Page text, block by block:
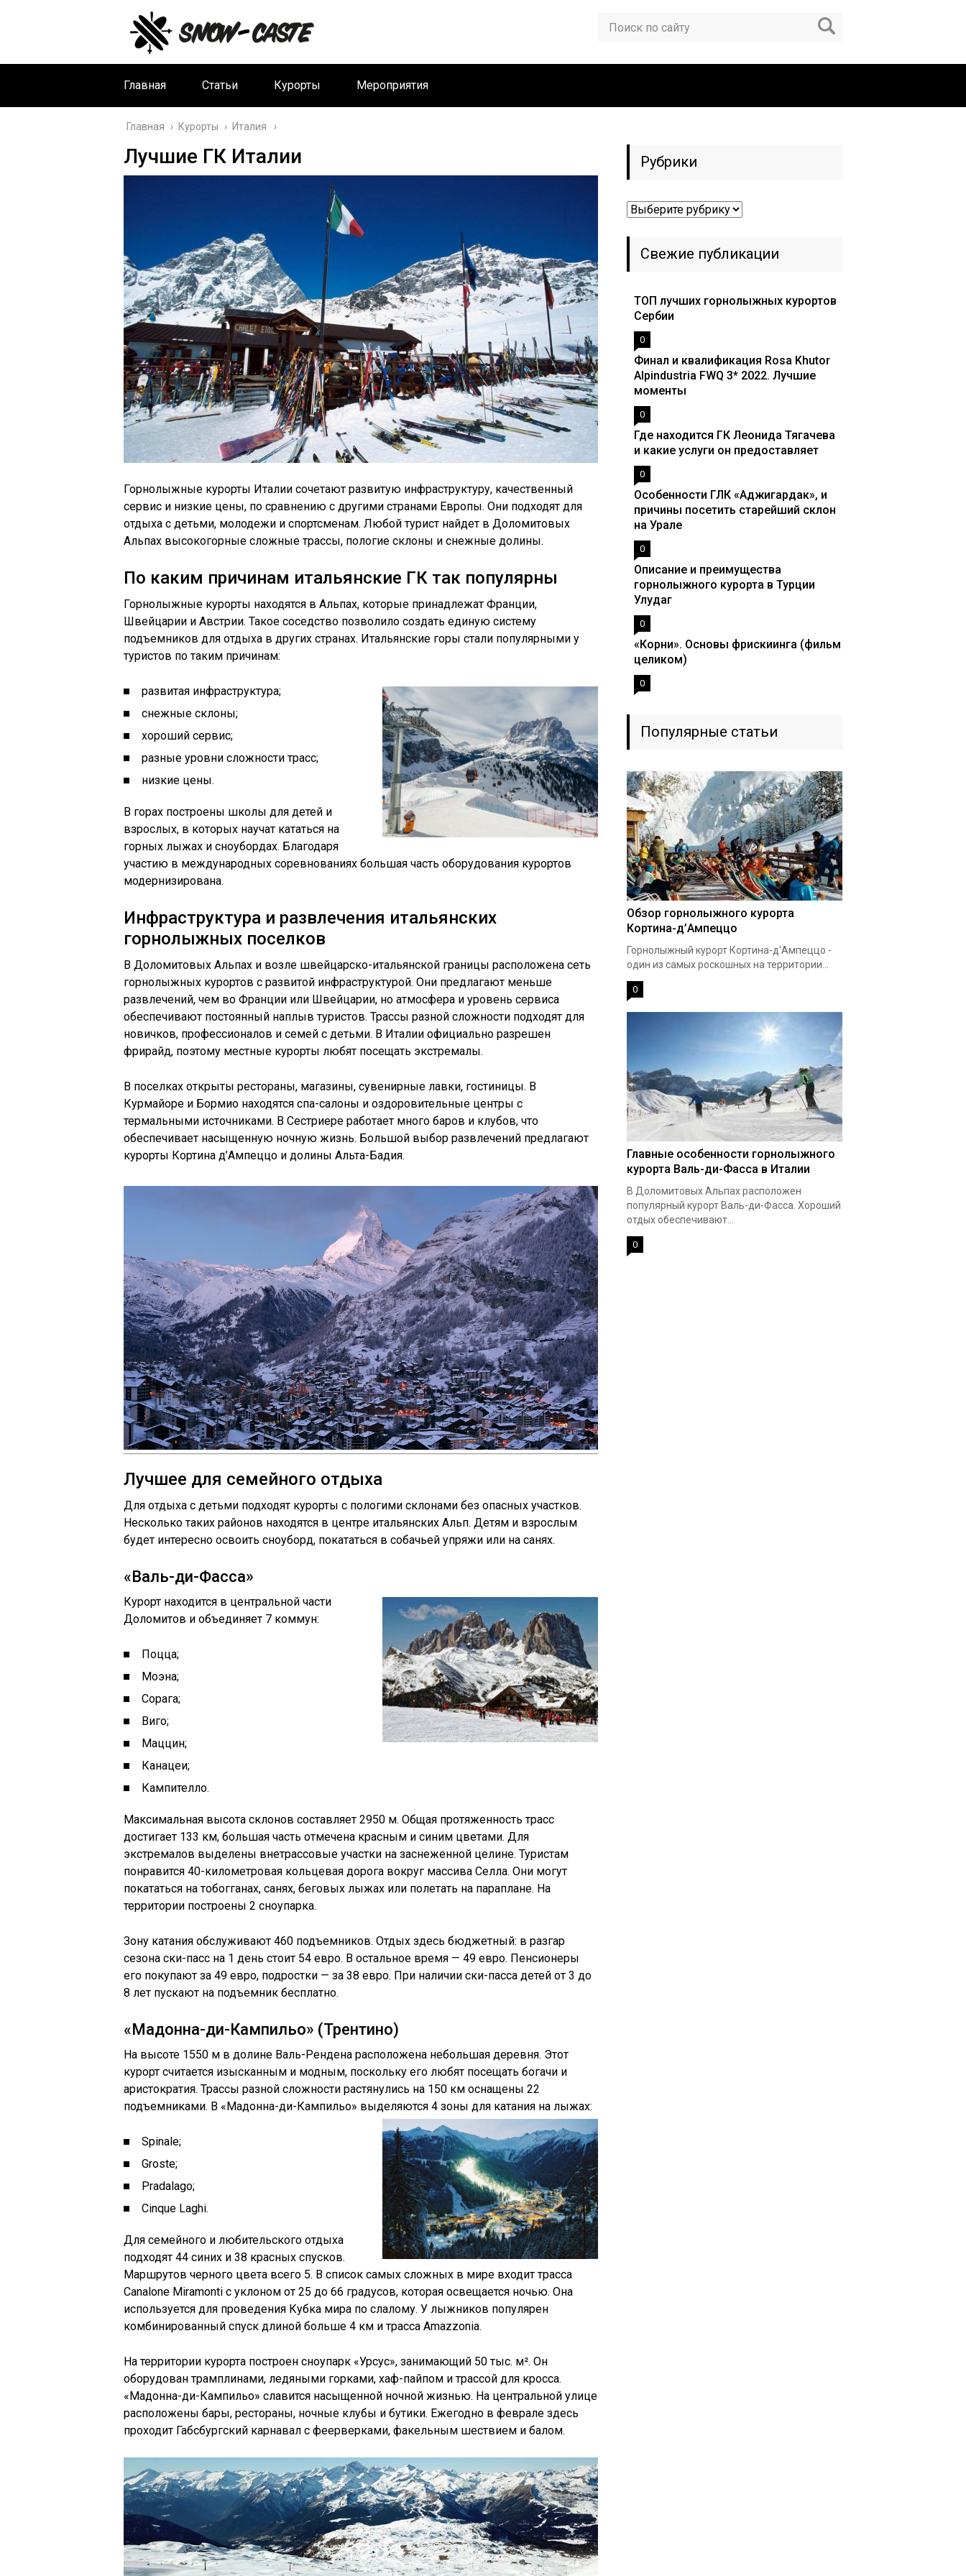
Главная Статьи Курорты Мероприятия
Главная › Курорты › Италия
Лучшие ГК Италии
Горнолыжные курорты Италии сочетают развитую инфраструктуру, качественный
сервис и низкие цены, по сравнению с другими странами Европы. Они подходят для
отдыха с детьми, молодежи и спортсменам. Любой турист найдет в Доломитовых
Альпах высокогорные сложные трассы, пологие склоны и снежные долины.
По каким причинам итальянские ГК так популярны
Горнолыжные курорты находятся в Альпах, которые принадлежат Франции,
Швейцарии и Австрии. Такое соседство позволило создать единую систему
подъемников для отдыха в других странах. Итальянские горы стали популярными у
туристов по таким причинам:
развитая инфраструктура;
снежные склоны;
хороший сервис;
разные уровни сложности трасс;
низкие цены.
В горах построены школы для детей и
взрослых, в которых научат кататься на
горных лыжах и сноубордах. Благодаря
участию в международных соревнованиях большая часть оборудования курортов
модернизирована.
Инфраструктура и развлечения итальянских
горнолыжных поселков
В Доломитовых Альпах и возле швейцарско-итальянской границы расположена сеть
горнолыжных курортов с развитой инфраструктурой. Они предлагают меньше
развлечений, чем во Франции или Швейцарии, но атмосфера и уровень сервиса
обеспечивают постоянный наплыв туристов. Трассы разной сложности подходят для
новичков, профессионалов и семей с детьми. В Италии официально разрешен
фрирайд, поэтому местные курорты любят посещать экстремалы.
В поселках открыты рестораны, магазины, сувенирные лавки, гостиницы. В
Курмайоре и Бормио находятся спа-салоны и оздоровительные центры с
термальными источниками. В Сестриере работает много баров и клубов, что
обеспечивает насыщенную ночную жизнь. Большой выбор развлечений предлагают
курорты Кортина д’Ампеццо и долины Альта-Бадия.
Лучшее для семейного отдыха
Для отдыха с детьми подходят курорты с пологими склонами без опасных участков.
Несколько таких районов находятся в центре итальянских Альп. Детям и взрослым
будет интересно освоить сноуборд, покататься в собачьей упряжи или на санях.
«Валь-ди-Фасса»
Курорт находится в центральной части
Доломитов и объединяет 7 коммун:
Поцца;
Моэна;
Сорага;
Виго;
Маццин;
Канацеи;
Кампителло.
Максимальная высота склонов составляет 2950 м. Общая протяженность трасс
достигает 133 км, большая часть отмечена красным и синим цветами. Для
экстремалов выделены внетрассовые участки на заснеженной целине. Туристам
понравится 40-километровая кольцевая дорога вокруг массива Селла. Они могут
покататься на тобогганах, санях, беговых лыжах или полетать на параплане. На
территории построены 2 сноупарка.
Зону катания обслуживают 460 подъемников. Отдых здесь бюджетный: в разгар
сезона ски-пасс на 1 день стоит 54 евро. В остальное время — 49 евро. Пенсионеры
его покупают за 49 евро, подростки — за 38 евро. При наличии ски-пасса детей от 3 до
8 лет пускают на подъемник бесплатно.
«Мадонна-ди-Кампильо» (Трентино)
На высоте 1550 м в долине Валь-Рендена расположена небольшая деревня. Этот
курорт считается изысканным и модным, поскольку его любят посещать богачи и
аристократия. Трассы разной сложности растянулись на 150 км оснащены 22
подъемниками. В «Мадонна-ди-Кампильо» выделяются 4 зоны для катания на лыжах:
Spinale;
Groste;
Pradalago;
Cinque Laghi.
Для семейного и любительского отдыха
подходят 44 синих и 38 красных спусков.
Маршрутов черного цвета всего 5. В список самых сложных в мире входит трасса
Canalone Miramonti с уклоном от 25 до 66 градусов, которая освещается ночью. Она
используется для проведения Кубка мира по слалому. У лыжников популярен
комбинированный спуск длиной больше 4 км и трасса Amazzonia.
На территории курорта построен сноупарк «Урсус», занимающий 50 тыс. м². Он
оборудован трамплинами, ледяными горками, хаф-пайпом и трассой для кросса.
«Мадонна-ди-Кампильо» славится насыщенной ночной жизнью. На центральной улице
расположены бары, рестораны, ночные клубы и бутики. Ежегодно в феврале здесь
проходит Габсбургский карнавал с феерверками, факельным шествием и балом.
Рубрики
Рубрики
Свежие публикации
ТОП лучших горнолыжных курортов
Сербии
0
Финал и квалификация Rosa Khutor
Alpindustria FWQ 3* 2022. Лучшие
моменты
0
Где находится ГК Леонида Тягачева
и какие услуги он предоставляет
0
Особенности ГЛК «Аджигардак», и
причины посетить старейший склон
на Урале
0
Описание и преимущества
горнолыжного курорта в Турции
Улудаг
0
«Корни». Основы фрискиинга (фильм
целиком)
0
Популярные статьи
Обзор горнолыжного курорта
Кортина-д’Ампеццо
Горнолыжный курорт Кортина-д'Ампеццо -
один из самых роскошных на территории...
0
Главные особенности горнолыжного
курорта Валь-ди-Фасса в Италии
В Доломитовых Альпах расположен
популярный курорт Валь-ди-Фасса. Хороший
отдых обеспечивают...
0